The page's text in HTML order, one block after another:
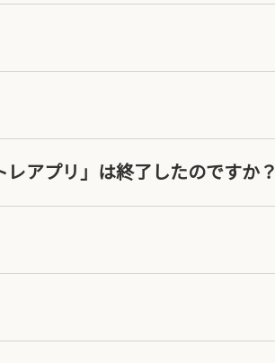
レアプリ」は終了したのですか？